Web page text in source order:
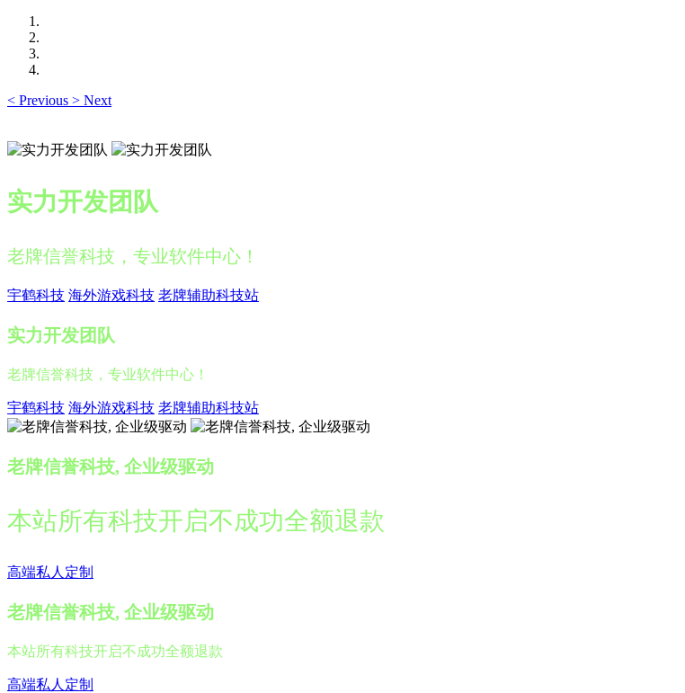
< Previous > Next
实力开发团队
老牌信誉科技，专业软件中心！
宇鹤科技 海外游戏科技 老牌辅助科技站
实力开发团队
老牌信誉科技，专业软件中心！
宇鹤科技 海外游戏科技 老牌辅助科技站
老牌信誉科技, 企业级驱动
本站所有科技开启不成功全额退款
高端私人定制
老牌信誉科技, 企业级驱动
本站所有科技开启不成功全额退款
高端私人定制